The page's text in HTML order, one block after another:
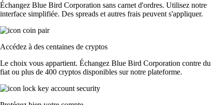
Échangez Blue Bird Corporation sans carnet d'ordres. Utilisez notre
interface simplifiée. Des spreads et autres frais peuvent s'appliquer.
Accédez à des centaines de cryptos
Le choix vous appartient. Échangez Blue Bird Corporation contre du
fiat ou plus de 400 cryptos disponibles sur notre plateforme.